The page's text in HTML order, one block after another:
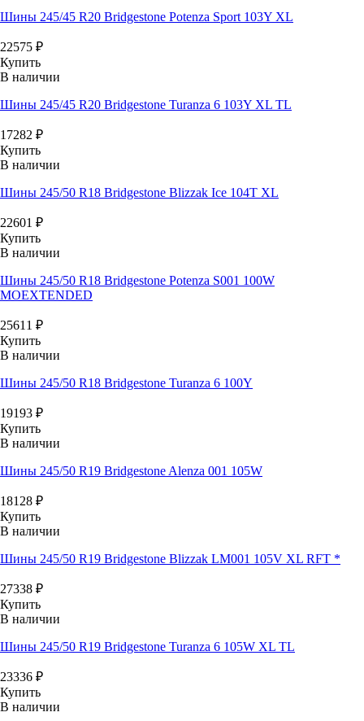
Шины 245/45 R20 Bridgestone Potenza Sport 103Y XL
22575 ₽
Купить
В наличии
Шины 245/45 R20 Bridgestone Turanza 6 103Y XL TL
17282 ₽
Купить
В наличии
Шины 245/50 R18 Bridgestone Blizzak Ice 104T XL
22601 ₽
Купить
В наличии
Шины 245/50 R18 Bridgestone Potenza S001 100W
MOEXTENDED
25611 ₽
Купить
В наличии
Шины 245/50 R18 Bridgestone Turanza 6 100Y
19193 ₽
Купить
В наличии
Шины 245/50 R19 Bridgestone Alenza 001 105W
18128 ₽
Купить
В наличии
Шины 245/50 R19 Bridgestone Blizzak LM001 105V XL RFT *
27338 ₽
Купить
В наличии
Шины 245/50 R19 Bridgestone Turanza 6 105W XL TL
23336 ₽
Купить
В наличии